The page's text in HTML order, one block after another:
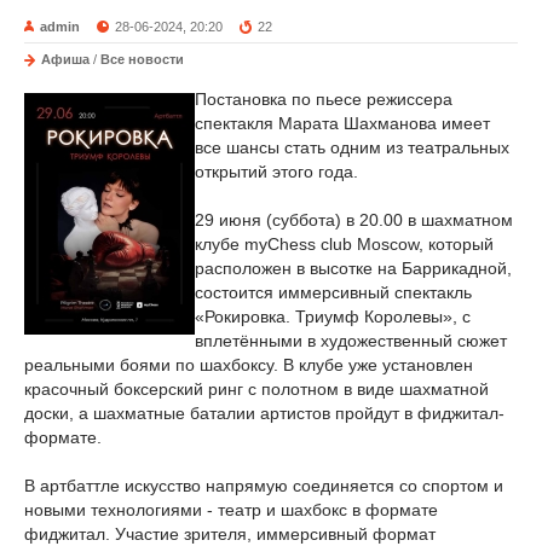
admin 28-06-2024, 20:20 22
Афиша / Все новости
Постановка по пьесе режиссера
спектакля Марата Шахманова имеет
все шансы стать одним из театральных
открытий этого года.
29 июня (суббота) в 20.00 в шахматном
клубе myChess club Moscow, который
расположен в высотке на Баррикадной,
состоится иммерсивный спектакль
«Рокировка. Триумф Королевы», с
вплетёнными в художественный сюжет
реальными боями по шахбоксу. В клубе уже установлен
красочный боксерский ринг с полотном в виде шахматной
доски, а шахматные баталии артистов пройдут в фиджитал-
формате.
В артбаттле искусство напрямую соединяется со спортом и
новыми технологиями - театр и шахбокс в формате
фиджитал. Участие зрителя, иммерсивный формат